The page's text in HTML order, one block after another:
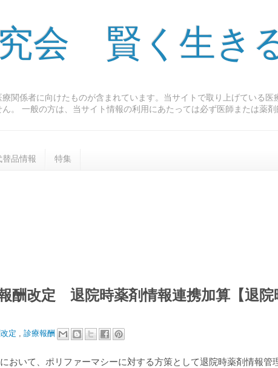
会 賢く生き
療関係者に向けたものが含まれています。当サイトで取り上げている
。 一般の方は、当サイト情報の利用にあたっては必ず医師または薬剤
替品情報 特集
酬改定 退院時薬剤情報連携加算【退院
定 , 診療報酬
おいて、ポリファーマシーに対する方策として退院時薬剤情報管